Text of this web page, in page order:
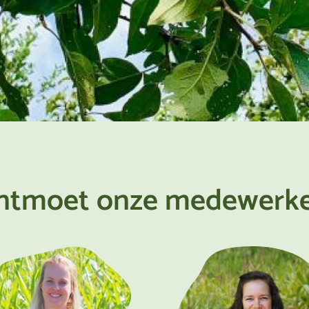
onze